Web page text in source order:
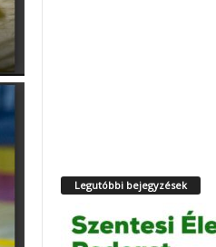
Legutóbbi bejegyzések